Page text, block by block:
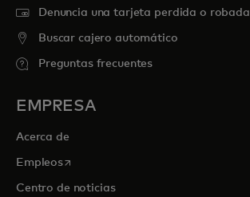
Denuncia una tarjeta perdida o robada
Buscar cajero automático
Preguntas frecuentes
EMPRESA
Acerca de
Empleosse abre en una pestaña nueva
Centro de noticias